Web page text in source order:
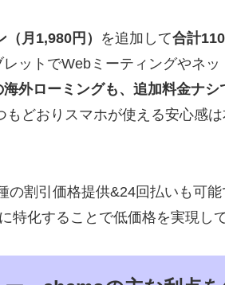
月1,980円） を追加して合計
ットでWebミーティングやネッ
海外ローミングも、追加料金ナシ
どおりスマホが使える安心感
割引価格提供&24回払いも可能
化することで低価格を実現して